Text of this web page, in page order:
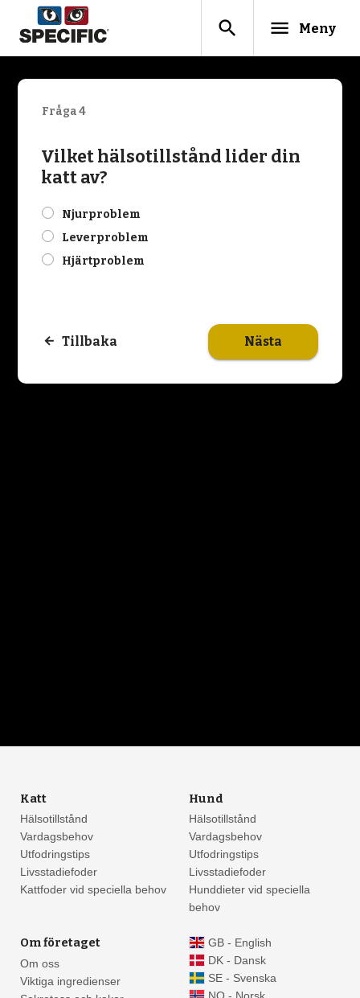
search menu Meny
Fråga 4
Vilket hälsotillstånd lider din
katt av?
check Njurproblem
check Leverproblem
check Hjärtproblem
Tillbaka Nästa
Katt
Hälsotillstånd
Vardagsbehov
Utfodringstips
Livsstadiefoder
Kattfoder vid speciella behov
Hund
Hälsotillstånd
Vardagsbehov
Utfodringstips
Livsstadiefoder
Hunddieter vid speciella
behov
Om företaget
Om oss
Viktiga ingredienser
GB - English
DK - Dansk
SE - Svenska